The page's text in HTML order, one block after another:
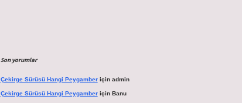
Son yorumlar
Çekirge Sürüsü Hangi Peygamberiçin admin
Çekirge Sürüsü Hangi Peygamberiçin Banu